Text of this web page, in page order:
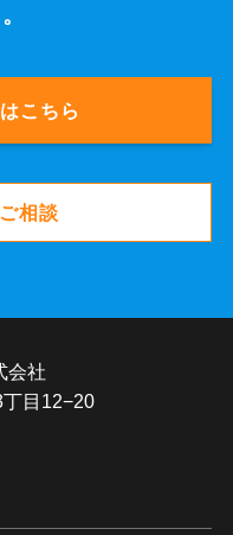
こちら
相談
会社
目12−20